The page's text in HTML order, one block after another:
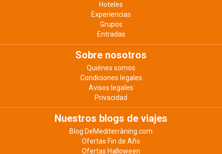
Hoteles
Experiencias
Grupos
Entradas
Sobre nosotros
Quiénes somos
Condiciones legales
Avisos legales
Privacidad
Nuestros blogs de viajes
Blog DeMediterràning.com
Ofertas Fin de Año
Ofertas Halloween